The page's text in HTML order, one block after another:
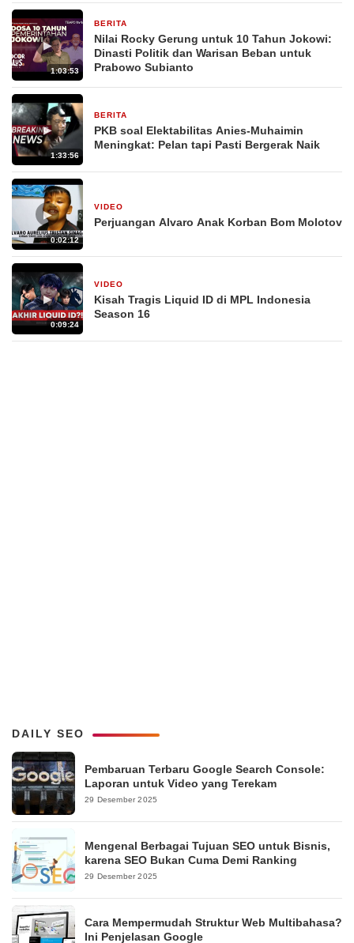
▶
1:03:53
BERITA
Nilai Rocky Gerung untuk 10 Tahun Jokowi:
Dinasti Politik dan Warisan Beban untuk
Prabowo Subianto
▶
1:33:56
BERITA
PKB soal Elektabilitas Anies-Muhaimin
Meningkat: Pelan tapi Pasti Bergerak Naik
▶
0:02:12
VIDEO
Perjuangan Alvaro Anak Korban Bom Molotov
▶
0:09:24
VIDEO
Kisah Tragis Liquid ID di MPL Indonesia
Season 16
DAILY SEO
Pembaruan Terbaru Google Search Console:
Laporan untuk Video yang Terekam
29 Desember 2025
Mengenal Berbagai Tujuan SEO untuk Bisnis,
karena SEO Bukan Cuma Demi Ranking
29 Desember 2025
Cara Mempermudah Struktur Web Multibahasa?
Ini Penjelasan Google